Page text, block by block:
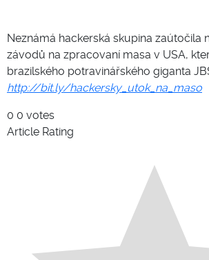
Neznámá hackerská skupina zaútočila
závodů na zpracovaní masa v USA,
brazilského potravinářského giganta
http://bit.ly/hackersky_utok_na_maso
0 0 votes
Article Rating